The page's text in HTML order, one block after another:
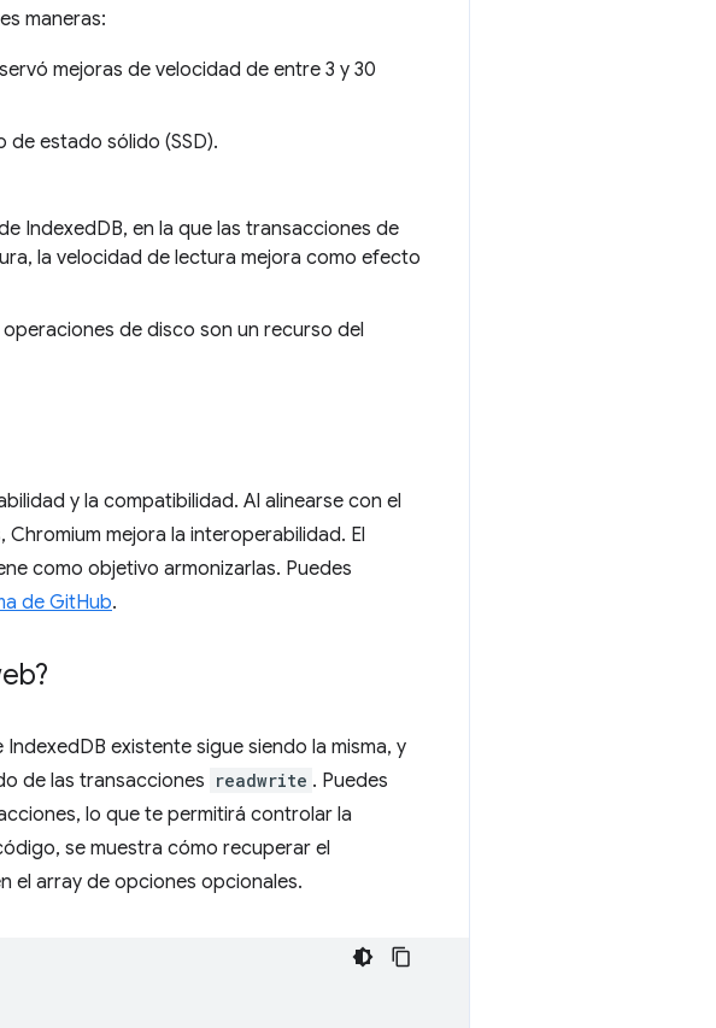
maneras:
mejoras de velocidad de entre 3 y 30
estado sólido (SSD).
IndexedDB, en la que las transacciones de
la velocidad de lectura mejora como efecto
de disco son un recurso del
y la compatibilidad. Al alinearse con el
mejora la interoperabilidad. El
como objetivo armonizarlas. Puedes
de GitHub.
existente sigue siendo la misma, y
de las transacciones readwrite . Puedes
lo que te permitirá controlar la
se muestra cómo recuperar el
el array de opciones opcionales.